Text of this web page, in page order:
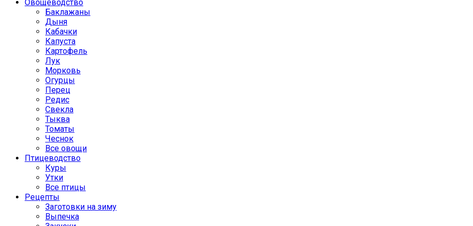
Овощеводство
Баклажаны
Дыня
Кабачки
Капуста
Картофель
Лук
Морковь
Огурцы
Перец
Редис
Свекла
Тыква
Томаты
Чеснок
Все овощи
Птицеводство
Куры
Утки
Все птицы
Рецепты
Заготовки на зиму
Выпечка